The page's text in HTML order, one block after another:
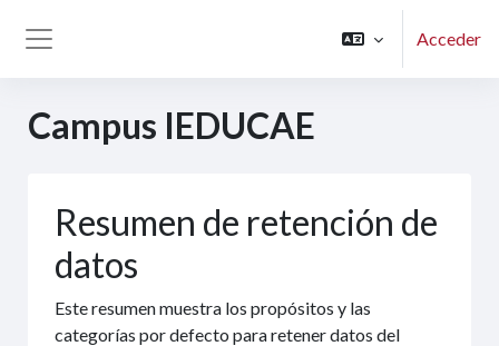
Acceder
Campus IEDUCAE
Resumen de retención de
datos
Este resumen muestra los propósitos y las
categorías por defecto para retener datos del